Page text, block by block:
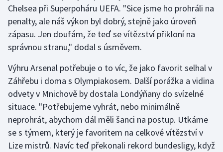
Parasport
Plavání
Plážový volejbal
Rychlobruslení
Rychlostní kanoistika
Chelsea při Superpoháru UEFA. "Sice jsme ho prohráli na
penalty, ale náš výkon byl dobrý, stejně jako úroveň
zápasu. Jen doufám, že teď se vítězství přikloní na
správnou stranu," dodal s úsměvem.
Výhru Arsenal potřebuje o to víc, že jako favorit selhal v
Záhřebu i doma s Olympiakosem. Další porážka a vidina
odvety v Mnichově by dostala Londýňany do svízelné
situace. "Potřebujeme vyhrát, nebo minimálně
neprohrát, abychom dál měli šanci na postup. Utkáme
se s týmem, který je favoritem na celkové vítězství v
Lize mistrů. Navíc teď překonali rekord bundesligy, když